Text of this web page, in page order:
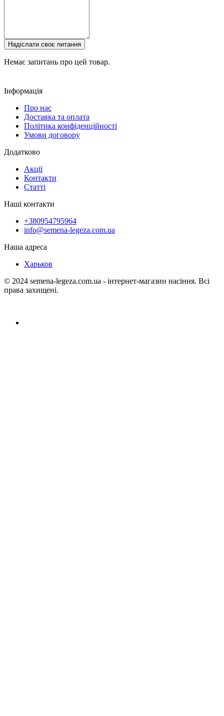
Надіслати своє питання
Немає запитань про цей товар.
Інформація
Про нас
Доставка та оплата
Політика конфіденційності
Умови договору
Додатково
Акції
Контакти
Статті
Наші контакти
+380954795964
info@semena-legeza.com.ua
Наша адреса
Харьков
© 2024 semena-legeza.com.ua - інтернет-магазин насіння. Всі
права захищені.